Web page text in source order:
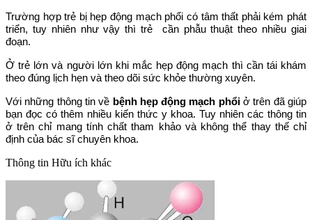
Trường hợp trẻ bị hẹp động mạch phổi có tâm thất phải kém phát
triển, tuy nhiên như vậy thì trẻ cần phẫu thuật theo nhiều giai
đoạn.
Ở trẻ lớn và người lớn khi mắc hẹp động mạch thì cần tái khám
theo đúng lịch hẹn và theo dõi sức khỏe thường xuyên.
Với những thông tin về bệnh hẹp động mạch phổiở trên đã giúp
bạn đọc có thêm nhiều kiến thức y khoa. Tuy nhiên các thông tin
ở trên chỉ mang tính chất tham khảo và không thể thay thế chỉ
định của bác sĩ chuyên khoa.
Thông tin Hữu ích khác